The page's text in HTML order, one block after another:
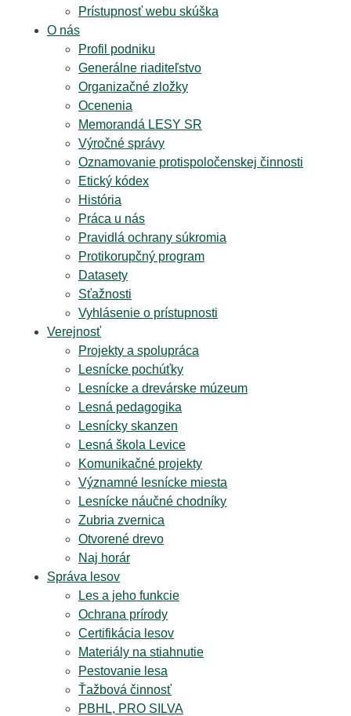
Prístupnosť webu skúška
O nás
Profil podniku
Generálne riaditeľstvo
Organizačné zložky
Ocenenia
Memorandá LESY SR
Výročné správy
Oznamovanie protispoločenskej činnosti
Etický kódex
História
Práca u nás
Pravidlá ochrany súkromia
Protikorupčný program
Datasety
Sťažnosti
Vyhlásenie o prístupnosti
Verejnosť
Projekty a spolupráca
Lesnícke pochúťky
Lesnícke a drevárske múzeum
Lesná pedagogika
Lesnícky skanzen
Lesná škola Levice
Komunikačné projekty
Významné lesnícke miesta
Lesnícke náučné chodníky
Zubria zvernica
Otvorené drevo
Naj horár
Správa lesov
Les a jeho funkcie
Ochrana prírody
Certifikácia lesov
Materiály na stiahnutie
Pestovanie lesa
Ťažbová činnosť
PBHL, PRO SILVA